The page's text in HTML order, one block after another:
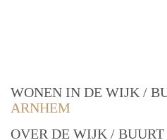
WONEN IN DE WIJK /
ARNHEM
OVER DE WIJK / BUURT